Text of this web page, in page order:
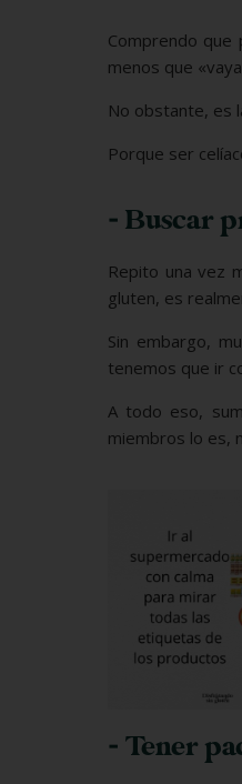
Comprendo que
menos que
No obstante, es
Porque ser
- Buscar
Repito una vez
gluten, es
Sin embargo,
tenemos que ir
A todo eso,
miembros lo es,
- Tener